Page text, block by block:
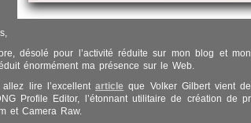
désolé pour l’activité réduite sur mon blog et
énormément ma présence sur le Web.
allez lire l’excellentarticle que Volker Gilbert vient
Profile Editor, l’étonnant utilitaire de création de
et Camera Raw.